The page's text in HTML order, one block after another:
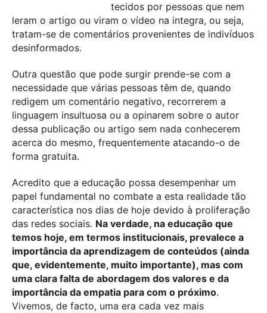
tecidos por pessoas que nem
leram o artigo ou viram o vídeo na integra, ou seja,
tratam-se de comentários provenientes de indivíduos
desinformados.
Outra questão que pode surgir prende-se com a
necessidade que várias pessoas têm de, quando
redigem um comentário negativo, recorrerem a
linguagem insultuosa ou a opinarem sobre o autor
dessa publicação ou artigo sem nada conhecerem
acerca do mesmo, frequentemente atacando-o de
forma gratuita.
Acredito que a educação possa desempenhar um
papel fundamental no combate a esta realidade tão
característica nos dias de hoje devido à proliferação
das redes sociais. Na verdade, na educação que
temos hoje, em termos institucionais, prevalece a
importância da aprendizagem de conteúdos (ainda
que, evidentemente, muito importante), mas com
uma clara falta de abordagem dos valores e da
importância da empatia para com o próximo.
Vivemos, de facto, uma era cada vez mais